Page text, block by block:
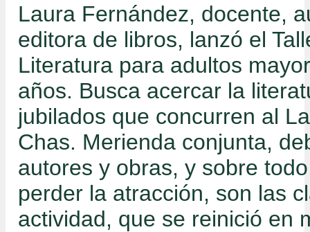
Laura Fernández, docente,
editora de libros, lanzó el
Literatura para adultos
años. Busca acercar la
jubilados que concurren al
Chas. Merienda conjunta,
autores y obras, y sobre
perder la atracción, son las
actividad, que se reinició en